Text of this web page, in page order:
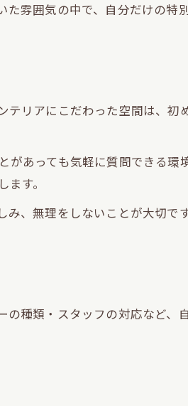
り
魅力
ー
雰囲気の中で、自分だけの特
リアにこだわった空間は、初
あっても気軽に質問できる環
す。
、無理をしないことが大切で
種類・スタッフの対応など、